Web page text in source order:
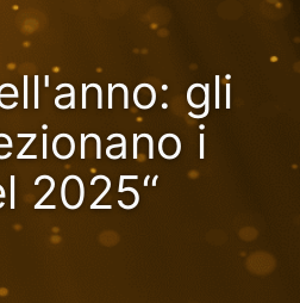
gli
i
2025“
più